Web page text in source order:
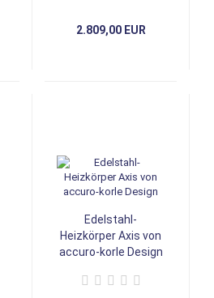
2.809,00 EUR
Edelstahl-
Heizkörper Axis von
accuro-korle Design